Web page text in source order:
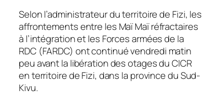
Selon l’administrateur du territoire de Fizi, les
affrontements entre les Maï Maï réfractaires
à l’intégration et les Forces armées de la
RDC (FARDC) ont continué vendredi matin
peu avant la libération des otages du CICR
en territoire de Fizi, dans la province du Sud-
Kivu.